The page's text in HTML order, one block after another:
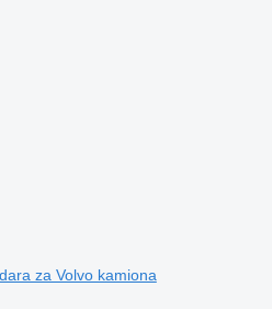
za Volvo kamiona